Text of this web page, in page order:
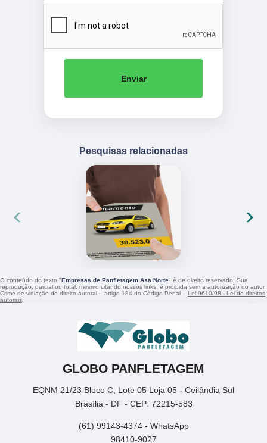
Enviar
Pesquisas relacionadas
‹ ›
O conteúdo do texto "Empresas de Panfletagem Asa Norte" é de direito reservado. Sua
reprodução, parcial ou total, mesmo citando nossos links, é proibida sem a autorização do autor.
Crime de violação de direito autoral – artigo 184 do Código Penal – Lei 9610/98 - Lei de direitos
autorais
GLOBO PANFLETAGEM
EQNM 21/23 Bloco C, Lote 05 Loja 05 - Ceilândia Sul
Brasília - DF - CEP: 72215-583
(61) 99143-4374 - WhatsApp
98410-9027